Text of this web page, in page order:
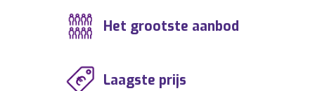
Het grootste aanbod
Laagste prijs